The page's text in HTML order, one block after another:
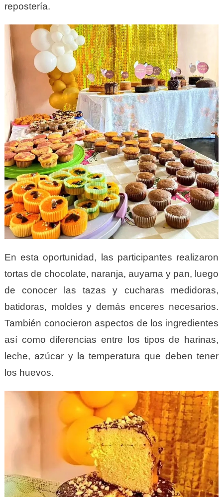
repostería.
En esta oportunidad, las participantes realizaron
tortas de chocolate, naranja, auyama y pan, luego
de conocer las tazas y cucharas medidoras,
batidoras, moldes y demás enceres necesarios.
También conocieron aspectos de los ingredientes
así como diferencias entre los tipos de harinas,
leche, azúcar y la temperatura que deben tener
los huevos.